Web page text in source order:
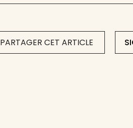
PARTAGER CET ARTICLE